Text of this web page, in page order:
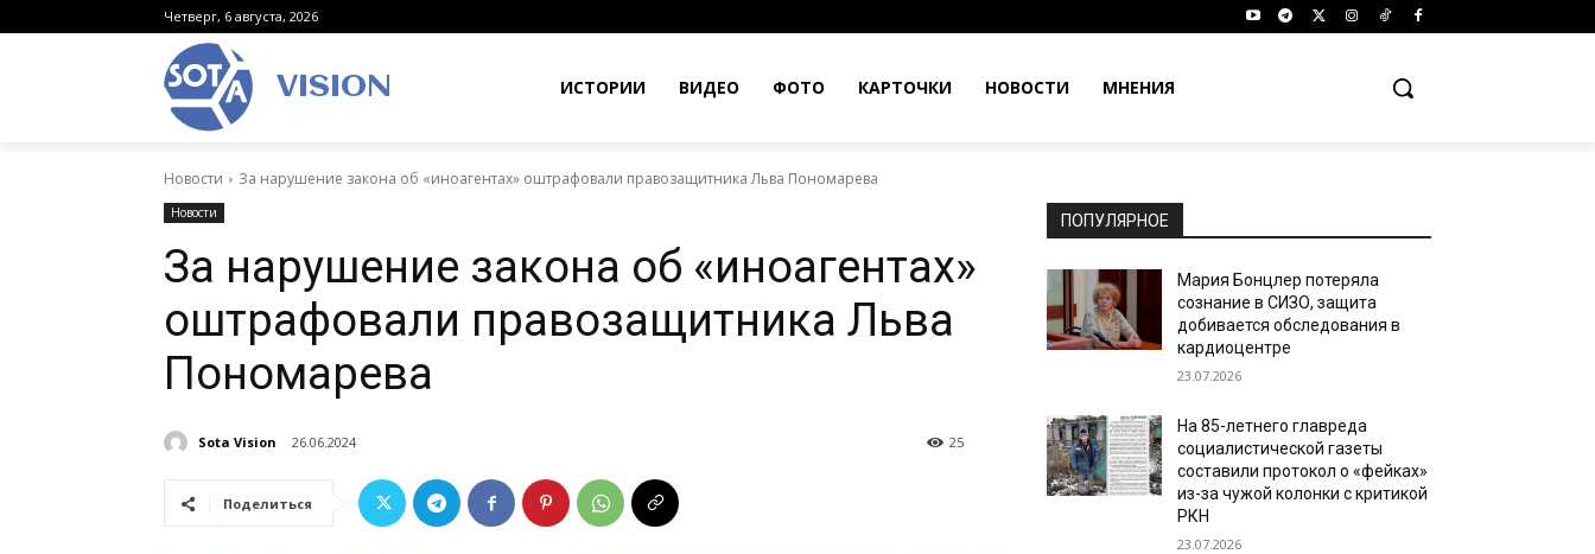
Четверг, 6 августа, 2026
VISION ИСТОРИИ ВИДЕО ФОТО КАРТОЧКИ НОВОСТИ МНЕНИЯ
Новости За нарушение закона об «иноагентах» оштрафовали правозащитника Льва Пономарева
Новости
За нарушение закона об «иноагентах»
оштрафовали правозащитника Льва
Пономарева
Sota Vision 26.06.2024 25
Поделиться
ПОПУЛЯРНОЕ
Мария Бонцлер потеряла
сознание в СИЗО, защита
добивается обследования в
кардиоцентре
23.07.2026
На 85-летнего главреда
социалистической газеты
составили протокол о «фейках»
из-за чужой колонки с критикой
РКН
23.07.2026